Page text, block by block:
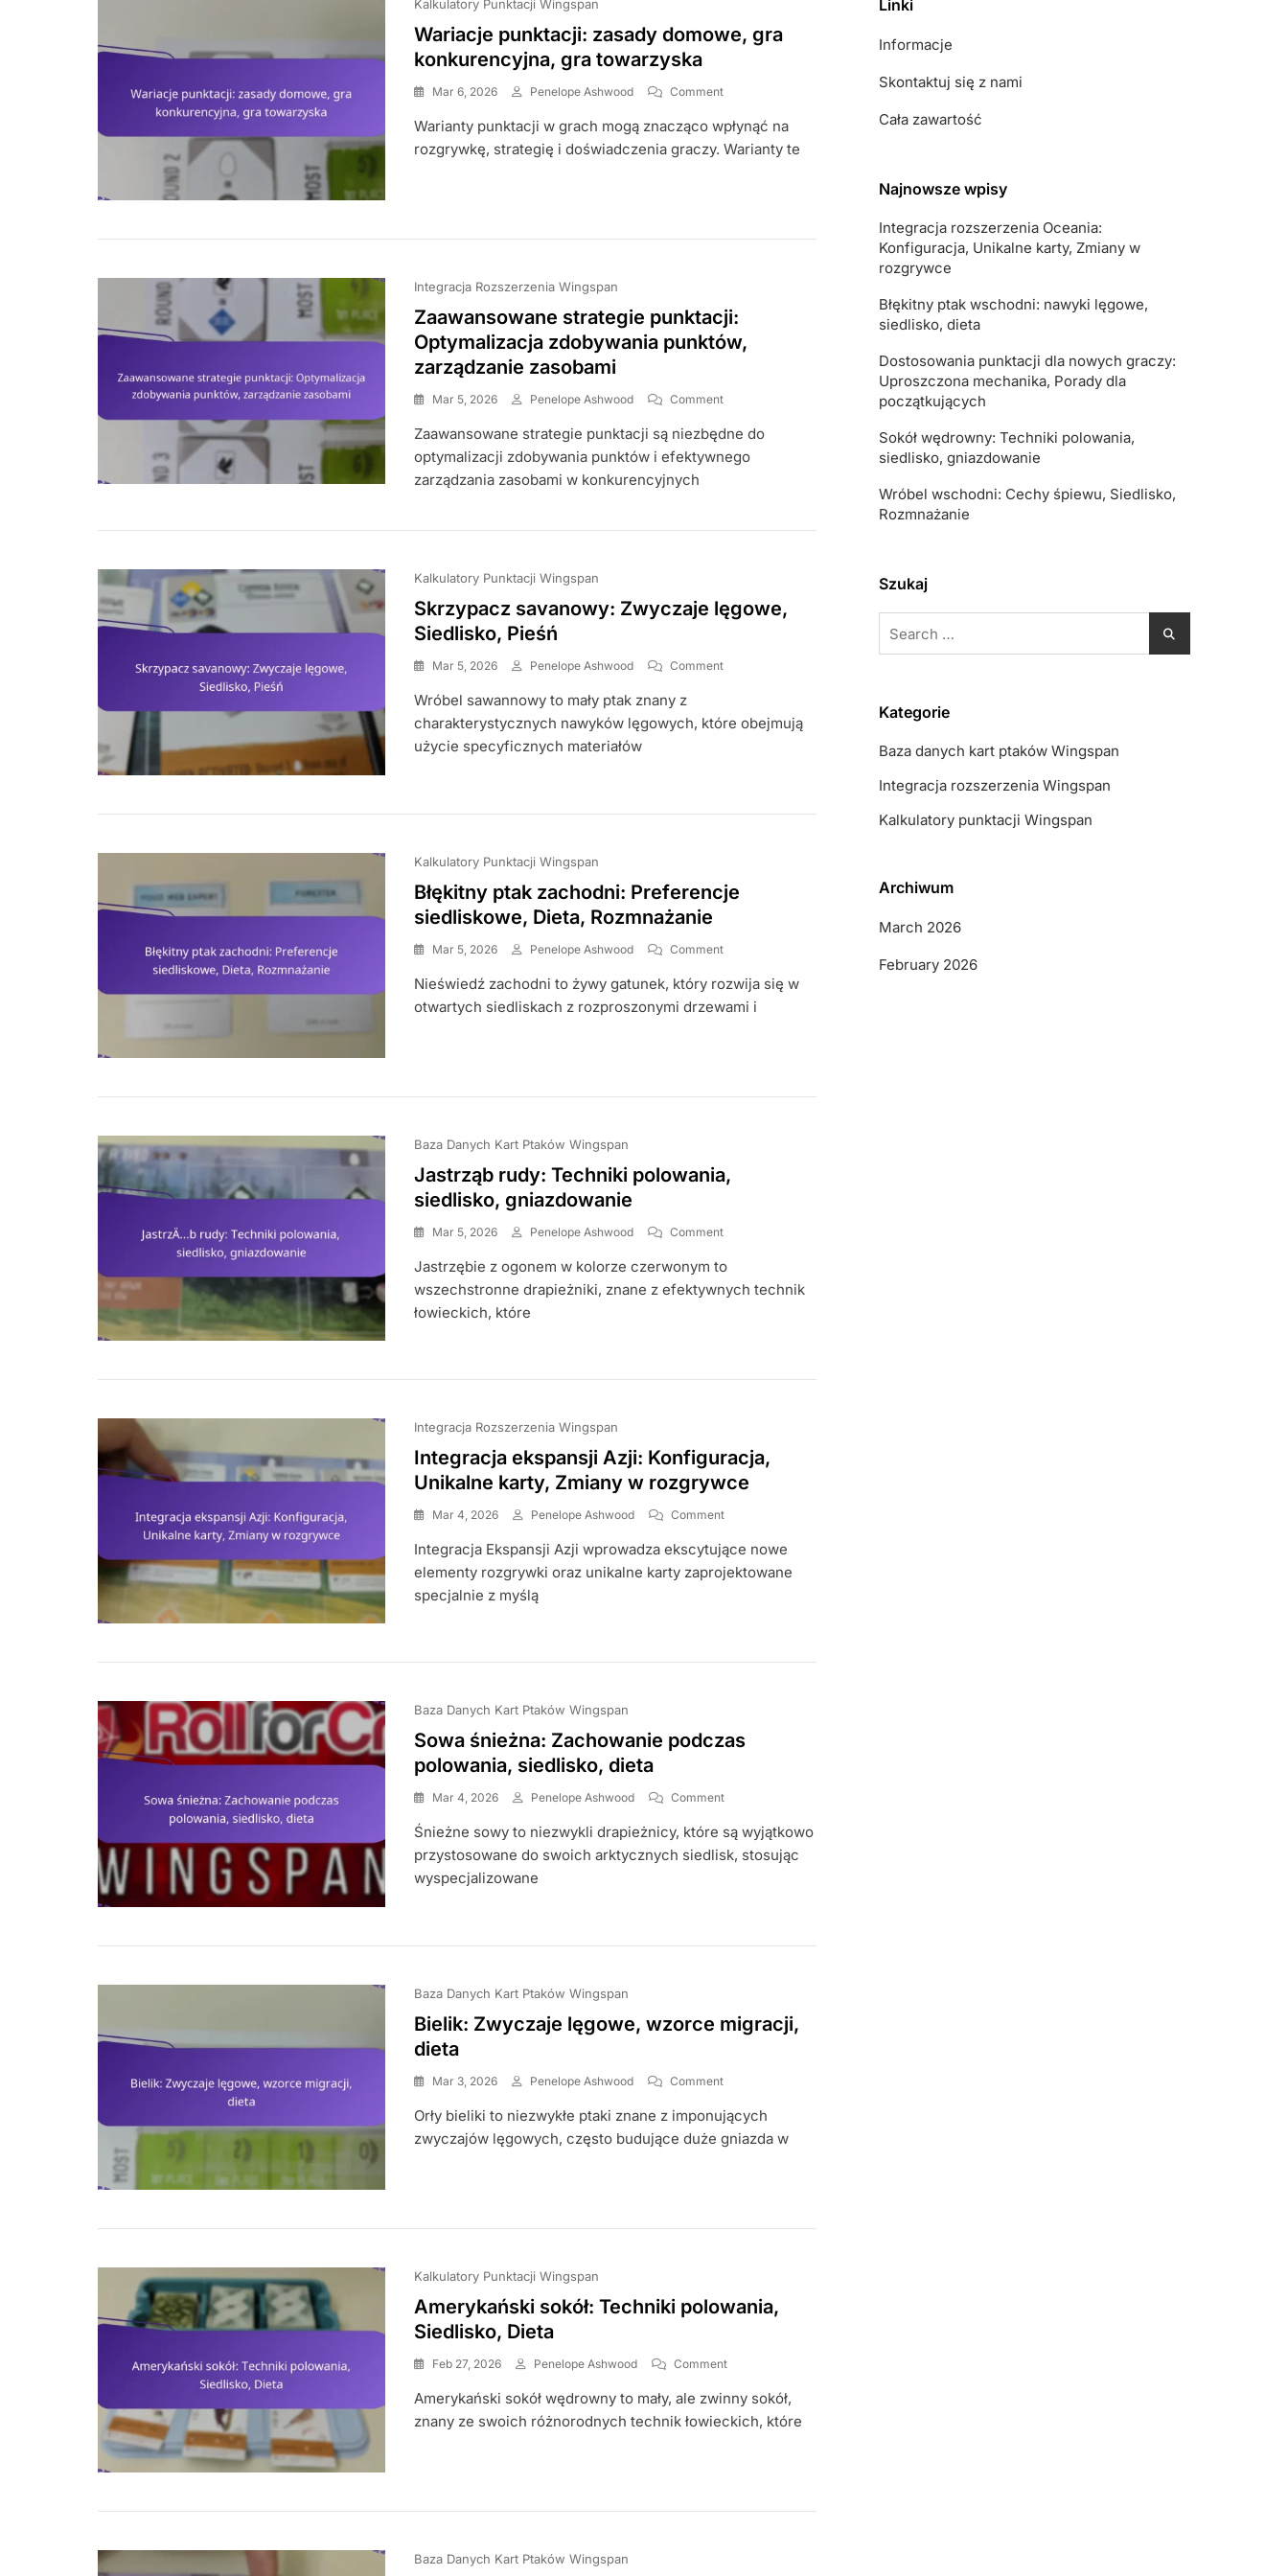
Kalkulatory Punktacji Wingspan
Wariacje punktacji: zasady domowe, gra
konkurencyjna, gra towarzyska
Mar 6, 2026 Penelope Ashwood CommentOn
Punktacji:
Zasady
Towarzyska
Warianty punktacji w grach mogą znacząco wpłynąć na
rozgrywkę, strategię i doświadczenia graczy. Warianty te
Integracja Rozszerzenia Wingspan
Zaawansowane strategie punktacji:
Optymalizacja zdobywania punktów,
zarządzanie zasobami
Mar 5, 2026 Penelope Ashwood CommentOn
Strategie
Punktacji:
Zaawansowane strategie punktacji są niezbędne do
optymalizacji zdobywania punktów i efektywnego
zarządzania zasobami w konkurencyjnych
Kalkulatory Punktacji Wingspan
Skrzypacz savanowy: Zwyczaje lęgowe,
Siedlisko, Pieśń
Mar 5, 2026 Penelope Ashwood CommentOn
Zwyczaje
Wróbel sawannowy to mały ptak znany z
charakterystycznych nawyków lęgowych, które obejmują
użycie specyficznych materiałów
Kalkulatory Punktacji Wingspan
Błękitny ptak zachodni: Preferencje
siedliskowe, Dieta, Rozmnażanie
Mar 5, 2026 Penelope Ashwood CommentOn
Ptak
Zachodni:
Nieświedź zachodni to żywy gatunek, który rozwija się w
otwartych siedliskach z rozproszonymi drzewami i
Baza Danych Kart Ptaków Wingspan
Jastrząb rudy: Techniki polowania,
siedlisko, gniazdowanie
Mar 5, 2026 Penelope Ashwood CommentOn
Rudy:
Techniki
Jastrzębie z ogonem w kolorze czerwonym to
wszechstronne drapieżniki, znane z efektywnych technik
łowieckich, które
Integracja Rozszerzenia Wingspan
Integracja ekspansji Azji: Konfiguracja,
Unikalne karty, Zmiany w rozgrywce
Mar 4, 2026 Penelope Ashwood CommentOn
Ekspansji
Azji:
W
Integracja Ekspansji Azji wprowadza ekscytujące nowe
elementy rozgrywki oraz unikalne karty zaprojektowane
specjalnie z myślą
Baza Danych Kart Ptaków Wingspan
Sowa śnieżna: Zachowanie podczas
polowania, siedlisko, dieta
Mar 4, 2026 Penelope Ashwood CommentOn
Śnieżna:
Zachowanie
Śnieżne sowy to niezwykli drapieżnicy, które są wyjątkowo
przystosowane do swoich arktycznych siedlisk, stosując
wyspecjalizowane
Baza Danych Kart Ptaków Wingspan
Bielik: Zwyczaje lęgowe, wzorce migracji,
dieta
Mar 3, 2026 Penelope Ashwood CommentOn
Zwyczaje
Lęgowe,
Wzorce
Orły bieliki to niezwykłe ptaki znane z imponujących
zwyczajów lęgowych, często budujące duże gniazda w
Kalkulatory Punktacji Wingspan
Amerykański sokół: Techniki polowania,
Siedlisko, Dieta
Feb 27, 2026 Penelope Ashwood CommentOn
Sokół:
Techniki
Amerykański sokół wędrowny to mały, ale zwinny sokół,
znany ze swoich różnorodnych technik łowieckich, które
Baza Danych Kart Ptaków Wingspan
Linki
Informacje
Skontaktuj się z nami
Cała zawartość
Najnowsze wpisy
Integracja rozszerzenia Oceania:
Konfiguracja, Unikalne karty, Zmiany w
rozgrywce
Błękitny ptak wschodni: nawyki lęgowe,
siedlisko, dieta
Dostosowania punktacji dla nowych graczy:
Uproszczona mechanika, Porady dla
początkujących
Sokół wędrowny: Techniki polowania,
siedlisko, gniazdowanie
Wróbel wschodni: Cechy śpiewu, Siedlisko,
Rozmnażanie
Szukaj
for:
Kategorie
Baza danych kart ptaków Wingspan
Integracja rozszerzenia Wingspan
Kalkulatory punktacji Wingspan
Archiwum
March 2026
February 2026